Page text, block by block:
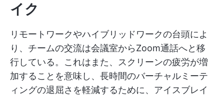
イク
リモートワークやハイブリッドワークの台頭によ
り、チームの交流は会議室からZoom通話へと移
行している。これはまた、スクリーンの疲労が増
加することを意味し、長時間のバーチャルミーテ
ィングの退屈さを軽減するために、アイスブレイ